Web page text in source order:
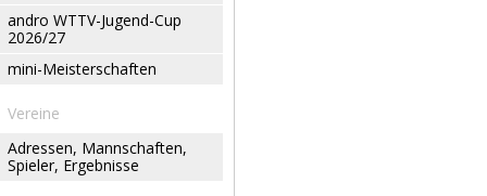
andro WTTV-Jugend-Cup
2026/27
mini-Meisterschaften
Vereine
Adressen, Mannschaften,
Spieler, Ergebnisse